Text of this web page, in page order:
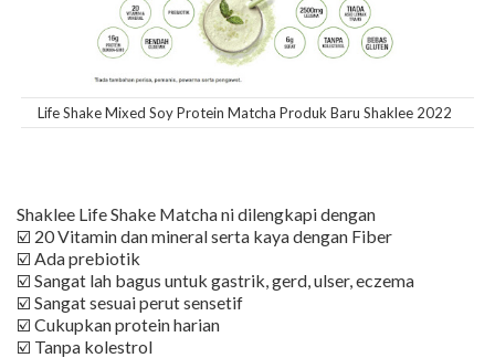
Life Shake Mixed Soy Protein Matcha Produk Baru Shaklee 2022
Shaklee Life Shake Matcha ni dilengkapi dengan
☑️ 20 Vitamin dan mineral serta kaya dengan Fiber
☑️ Ada prebiotik
☑️ Sangat lah bagus untuk gastrik, gerd, ulser, eczema
☑️ Sangat sesuai perut sensetif
☑️ Cukupkan protein harian
☑️ Tanpa kolestrol